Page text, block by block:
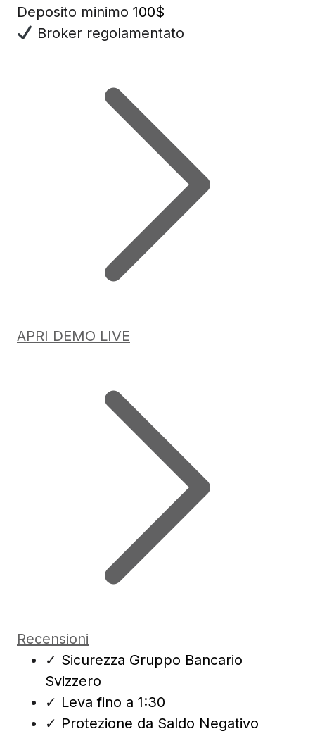
Deposito minimo 100$
Broker regolamentato
APRI DEMO LIVE
Recensioni
✓ Sicurezza Gruppo Bancario
Svizzero
✓ Leva fino a 1:30
✓ Protezione da Saldo Negativo